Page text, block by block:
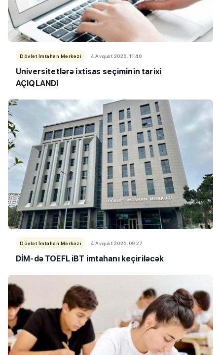
Dövlət İmtahan Mərkəzi 4 Avqust 2026, 11:40
Universitetlərə ixtisas seçiminin tarixi
AÇIQLANDI
Dövlət İmtahan Mərkəzi 4 Avqust 2026, 09:27
DİM-də TOEFL iBT imtahanı keçiriləcək